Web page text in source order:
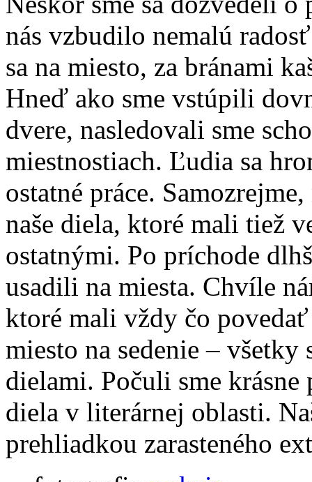
nás vzbudilo nemalú
sa na miesto, za bránami
Hneď ako sme vstúpili
dvere, nasledovali sme
miestnostiach. Ľudia sa
ostatné práce.
naše diela, ktoré mali tiež
ostatnými. Po príchode
usadili na miesta. Chvíle
ktoré mali vždy čo
miesto na sedenie –
dielami. Počuli sme
diela v literárnej oblasti.
prehliadkou zarasteného